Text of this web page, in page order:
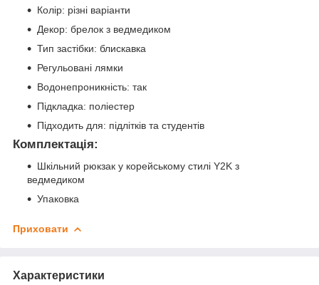
Колір: різні варіанти
Декор: брелок з ведмедиком
Тип застібки: блискавка
Регульовані лямки
Водонепроникність: так
Підкладка: поліестер
Підходить для: підлітків та студентів
Комплектація:
Шкільний рюкзак у корейському стилі Y2K з
ведмедиком
Упаковка
Приховати
Характеристики